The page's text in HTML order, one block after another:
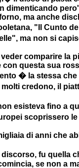
ma anche
"Il Cunto
ma non si
comparire la
questa sua
� la stessa
credono, il
esisteva fino a
scoprissero
di anni che
discorso, fu
se non a